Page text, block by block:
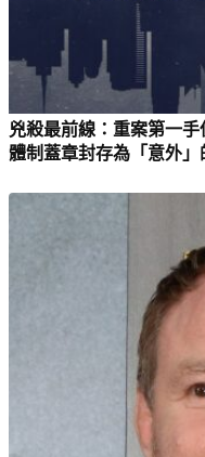
兇殺最前線：重案第一
體制蓋章封存為「意外」